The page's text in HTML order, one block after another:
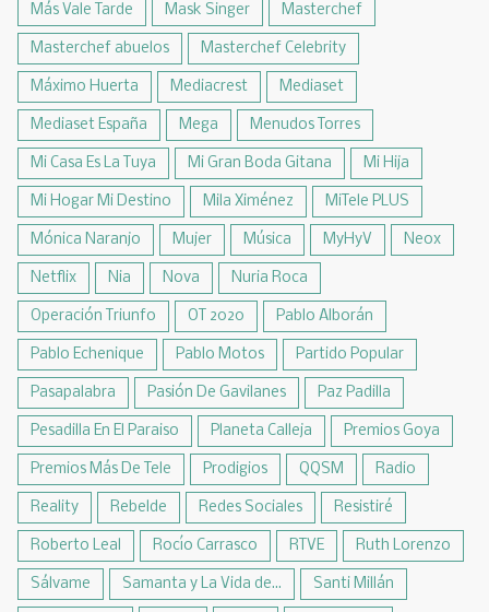
Más Vale Tarde Mask Singer Masterchef
Masterchef abuelos Masterchef Celebrity
Máximo Huerta Mediacrest Mediaset
Mediaset España Mega Menudos Torres
Mi Casa Es La Tuya Mi Gran Boda Gitana Mi Hija
Mi Hogar Mi Destino Mila Ximénez MiTele PLUS
Mónica Naranjo Mujer Música MyHyV Neox
Netflix Nia Nova Nuria Roca
Operación Triunfo OT 2020 Pablo Alborán
Pablo Echenique Pablo Motos Partido Popular
Pasapalabra Pasión De Gavilanes Paz Padilla
Pesadilla En El Paraiso Planeta Calleja Premios Goya
Premios Más De Tele Prodigios QQSM Radio
Reality Rebelde Redes Sociales Resistiré
Roberto Leal Rocío Carrasco RTVE Ruth Lorenzo
Sálvame Samanta y La Vida de... Santi Millán